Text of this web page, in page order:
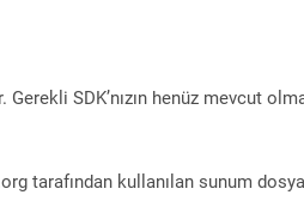
SDK’nızın henüz mevcut
tarafından kullanılan sunum